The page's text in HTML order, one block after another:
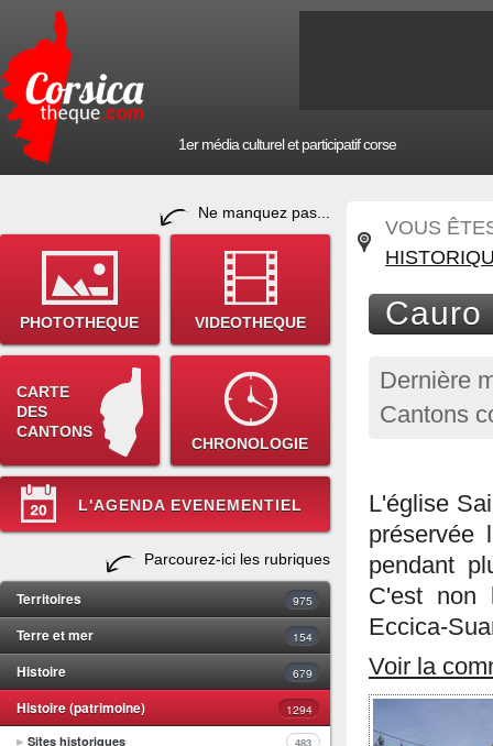
1er média culturel et participatif corse
Ne manquez pas...
PHOTOTHEQUE VIDEOTHEQUE
CARTE
DES
CANTONS
CHRONOLOGIE
L'AGENDA EVENEMENTIEL
Parcourez-ici les rubriques
Territoires 975
Terre et mer 154
Histoire 679
Histoire (patrimoine)
1294
Sites historiques
483
VOUS
Cauro
Dernière
Cantons
L'église
préservée
pendant
C'est non
Eccica-
Voir la